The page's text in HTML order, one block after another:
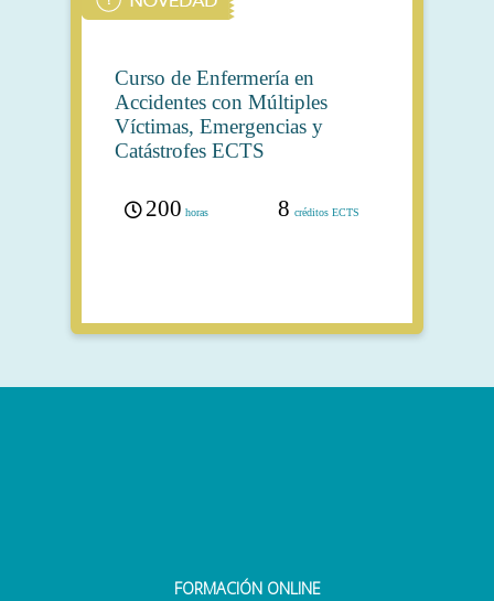
Curso de Enfermería en
Accidentes con Múltiples
Víctimas, Emergencias y
Catástrofes ECTS
200 horas 8 créditos ECTS
FORMACIÓN ONLINE